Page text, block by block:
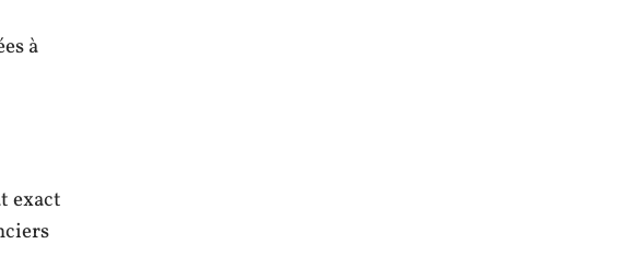
à
exact